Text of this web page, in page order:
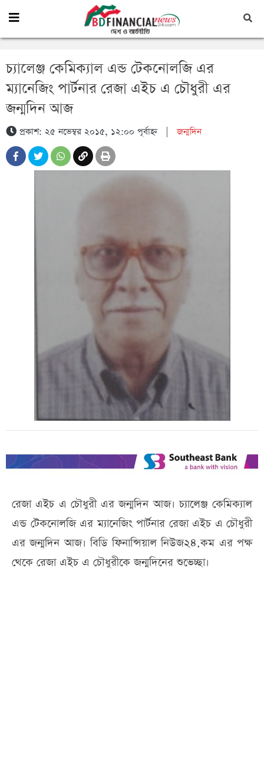
চ্যালেঞ্জ কেমিক্যাল এন্ড টেকনোলজি এর
ম্যানেজিং পার্টনার রেজা এইচ এ চৌধুরী এর
জন্মদিন আজ
প্রকাশ: ২৫ নভেম্বর ২০১৫, ১২:০০ পূর্বাহ্ন|জন্মদিন
রেজা এইচ এ চৌধুরী এর জন্মদিন আজ। চ্যালেঞ্জ কেমিক্যাল
এন্ড টেকনোলজি এর ম্যানেজিং পার্টনার রেজা এইচ এ চৌধুরী
এর জন্মদিন আজ। বিডি ফিনান্সিয়াল নিউজ২৪.কম এর পক্ষ
থেকে রেজা এইচ এ চৌধুরীকে জন্মদিনের শুভেচ্ছা।